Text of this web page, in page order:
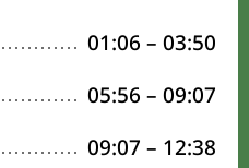
01:06 – 03:50
05:56 – 09:07
09:07 – 12:38